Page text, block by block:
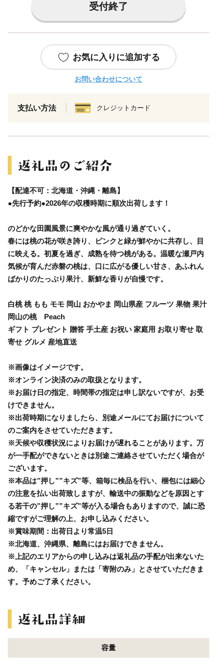
受付終了
お気に入りに追加する
お問い合わせについて
支払い方法 クレジットカード
【配達不可：北海道・沖縄・離島】
●先行予約●2026年の収穫時期に順次出荷します！
のどかな田園風景に爽やかな風が通り過ぎていく。
春には桃の花が咲き誇り、ピンクと緑が鮮やかに共存し、目
に映える。初夏を過ぎ、成熟を待つ桃がある。温暖な瀬戸内
気候が育んだ赤磐の桃は、口に広がる優しい甘さ、あふれん
ばかりのたっぷり果汁、新鮮な香りが自慢です。
白桃 桃 もも モモ 岡山 おかやま 岡山県産 フルーツ 果物 果汁
岡山の桃 Peach
ギフト プレゼント 贈答 手土産 お祝い 家庭用 お取り寄せ 取
寄せ グルメ 産地直送
※画像はイメージです。
※オンライン決済のみの取扱となります。
※お届け日の指定、時間帯の指定は申し訳ないですが、お受
けできません。
※出荷時期になりましたら、別途メールにてお届けについて
のご案内をさせていただきます。
※天候や収穫状況によりお届けが遅れることがあります。万
が一手配ができないときは別途ご連絡させていただく場合が
ございます。
※本品は”押し””キズ”等、箱毎に検品を行い、梱包には細心
の注意を払い出荷致しますが、輸送中の振動などを原因とす
る若干の”押し””キズ”等が入る場合もありますので、誠に恐
縮ですがご理解の上、お申し込みください。
※賞味期間：出荷日より常温5日
※北海道、沖縄県、離島にはお届けできません。
※上記のエリアからの申し込みは返礼品の手配が出来ないた
め、「キャンセル」または「寄附のみ」とさせていただきま
す。予めご了承ください。
容量